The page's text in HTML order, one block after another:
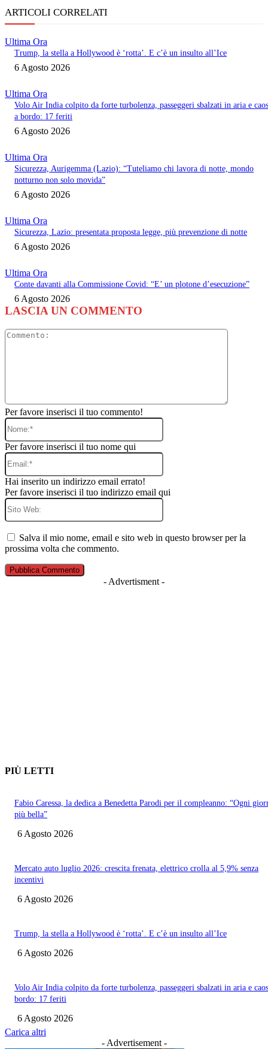
ARTICOLI CORRELATI
Ultima Ora
Trump, la stella a Hollywood è ‘rotta’. E c’è un insulto all’Ice
6 Agosto 2026
Ultima Ora
Volo Air India colpito da forte turbolenza, passeggeri sbalzati in aria e caos
a bordo: 17 feriti
6 Agosto 2026
Ultima Ora
Sicurezza, Aurigemma (Lazio): “Tuteliamo chi lavora di notte, mondo
notturno non solo movida”
6 Agosto 2026
Ultima Ora
Sicurezza, Lazio: presentata proposta legge, più prevenzione di notte
6 Agosto 2026
Ultima Ora
Conte davanti alla Commissione Covid: “E’ un plotone d’esecuzione”
6 Agosto 2026
LASCIA UN COMMENTO
Per favore inserisci il tuo commento!
Nome:*
Per favore inserisci il tuo nome qui
Email:*
Hai inserito un indirizzo email errato!
Per favore inserisci il tuo indirizzo email qui
Sito
Salva il mio nome, email e sito web in questo browser per la
prossima volta che commento.
- Advertisment -
PIÙ LETTI
Fabio Caressa, la dedica a Benedetta Parodi per il compleanno: “Ogni
più bella”
6 Agosto 2026
Mercato auto luglio 2026: crescita frenata, elettrico crolla al 5,9% senza
incentivi
6 Agosto 2026
Trump, la stella a Hollywood è ‘rotta’. E c’è un insulto all’Ice
6 Agosto 2026
Volo Air India colpito da forte turbolenza, passeggeri sbalzati in aria e
bordo: 17 feriti
6 Agosto 2026
Carica altri
- Advertisement -